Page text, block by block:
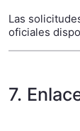
Las
oficiales
7.